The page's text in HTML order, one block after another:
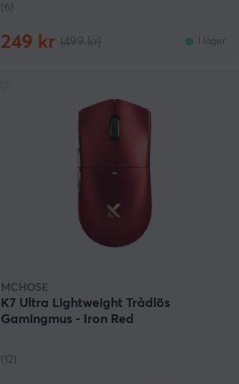
(6)
249 kr I lager
MCHOSE
K7 Ultra Lightweight Trådlös
Gamingmus - Iron Red
(12)